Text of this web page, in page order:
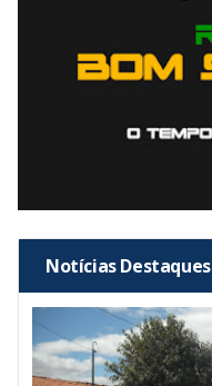
Notícias Destaques